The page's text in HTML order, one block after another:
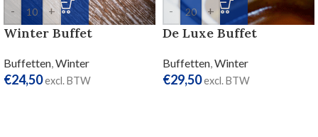
- +
Winter Buffet
Buffetten,Winter
€24,50excl. BTW
- +
De Luxe Buffet
Buffetten,Winter
€29,50excl. BTW